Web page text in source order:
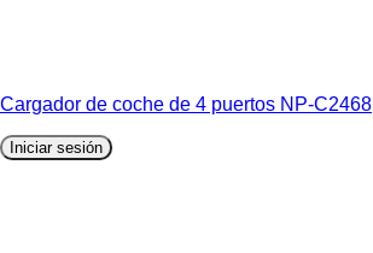
Cargador de coche de 4 puertos NP-C2468
Iniciar sesión